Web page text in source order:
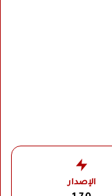
الإصدار